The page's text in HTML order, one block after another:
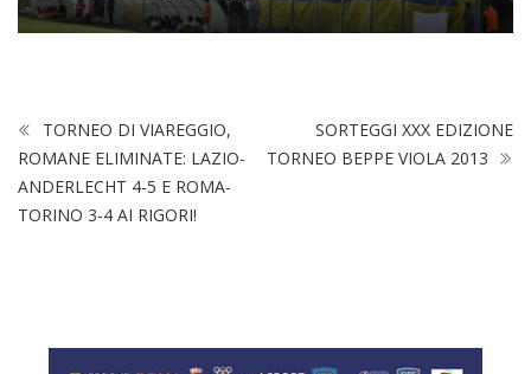
TORNEO DI VIAREGGIO,
ROMANE ELIMINATE: LAZIO-
ANDERLECHT 4-5 E ROMA-
TORINO 3-4 AI RIGORI!
SORTEGGI XXX EDIZIONE
TORNEO BEPPE VIOLA 2013